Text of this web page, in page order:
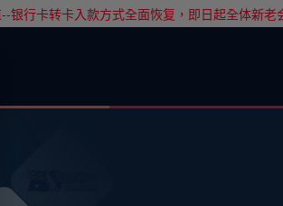
银行卡转卡入款方式全面恢复，即日起全体新